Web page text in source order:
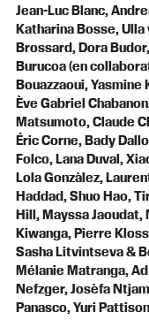
Jean-Luc Blanc,
Katharina Bosse,
Brossard, Dora
Burucoa (en
Bouazzaoui, Yasmine
Ève Gabriel
Matsumoto, Claude
Éric Corne, Bady
Folco, Lana Duval,
Lola Gonzàlez,
Haddad, Shuo Hao,
Hill, Mayssa Jaoudat,
Kiwanga, Pierre
Sasha Litvintseva &
Mélanie Matranga,
Nefzger, Josèfa
Panasco, Yuri